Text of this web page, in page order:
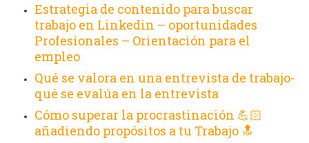
Estrategia de contenido para buscar
trabajo en Linkedin – oportunidades
Profesionales – Orientación para el
empleo
Qué se valora en una entrevista de trabajo-
qué se evalúa en la entrevista
Cómo superar la procrastinación 💪🏻
añadiendo propósitos a tu Trabajo 🔝